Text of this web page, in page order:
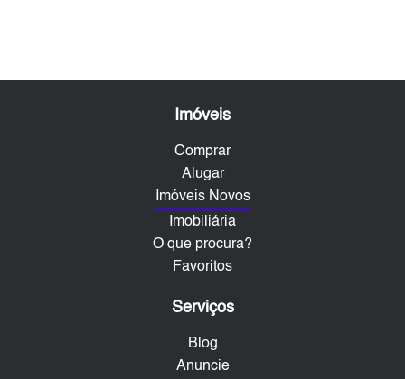
Imóveis
Comprar
Alugar
Imóveis Novos
Imobiliária
O que procura?
Favoritos
Serviços
Blog
Anuncie